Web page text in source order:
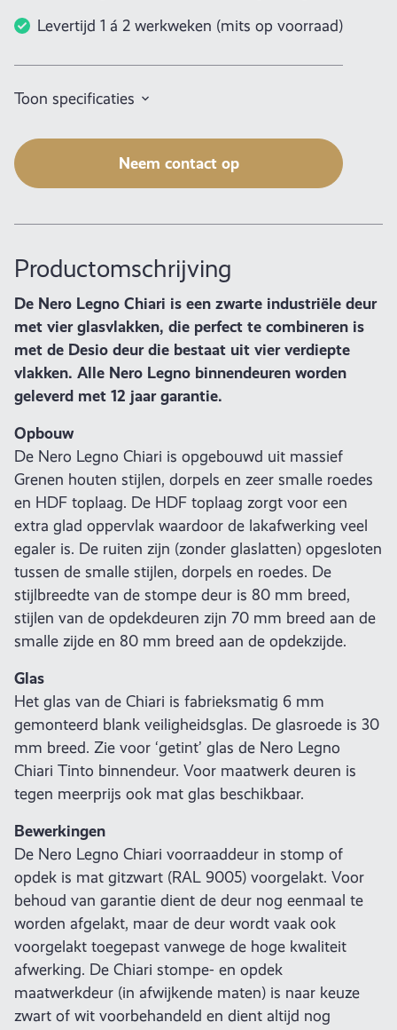
Levertijd 1 á 2 werkweken (mits op voorraad)
Toon specificaties
Neem contact op
Productomschrijving
De Nero Legno Chiari is een zwarte industriële deur
met vier glasvlakken, die perfect te combineren is
met de Desio deur die bestaat uit vier verdiepte
vlakken. Alle Nero Legno binnendeuren worden
geleverd met 12 jaar garantie.
Opbouw
De Nero Legno Chiari is opgebouwd uit massief
Grenen houten stijlen, dorpels en zeer smalle roedes
en HDF toplaag. De HDF toplaag zorgt voor een
extra glad oppervlak waardoor de lakafwerking veel
egaler is. De ruiten zijn (zonder glaslatten) opgesloten
tussen de smalle stijlen, dorpels en roedes. De
stijlbreedte van de stompe deur is 80 mm breed,
stijlen van de opdekdeuren zijn 70 mm breed aan de
smalle zijde en 80 mm breed aan de opdekzijde.
Glas
Het glas van de Chiari is fabrieksmatig 6 mm
gemonteerd blank veiligheidsglas. De glasroede is 30
mm breed. Zie voor ‘getint’ glas de Nero Legno
Chiari Tinto binnendeur. Voor maatwerk deuren is
tegen meerprijs ook mat glas beschikbaar.
Bewerkingen
De Nero Legno Chiari voorraaddeur in stomp of
opdek is mat gitzwart (RAL 9005) voorgelakt. Voor
behoud van garantie dient de deur nog eenmaal te
worden afgelakt, maar de deur wordt vaak ook
voorgelakt toegepast vanwege de hoge kwaliteit
afwerking. De Chiari stompe- en opdek
maatwerkdeur (in afwijkende maten) is naar keuze
zwart of wit voorbehandeld en dient altijd nog